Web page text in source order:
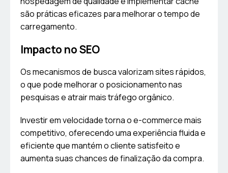
são práticas eficazes para melhorar o tempo de
carregamento.
Impacto no SEO
Os mecanismos de busca valorizam sites rápidos,
o que pode melhorar o posicionamento nas
pesquisas e atrair mais tráfego orgânico.
Investir em velocidade torna o e-commerce mais
competitivo, oferecendo uma experiência fluida e
eficiente que mantém o cliente satisfeito e
aumenta suas chances de finalização da compra.